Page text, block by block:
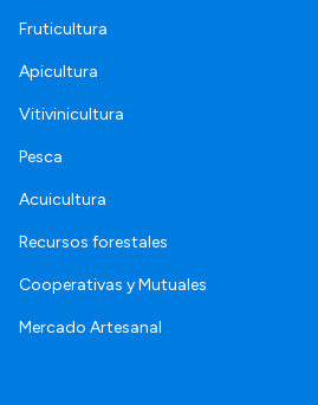
Fruticultura
Apicultura
Vitivinicultura
Pesca
Acuicultura
Recursos forestales
Cooperativas y Mutuales
Mercado Artesanal